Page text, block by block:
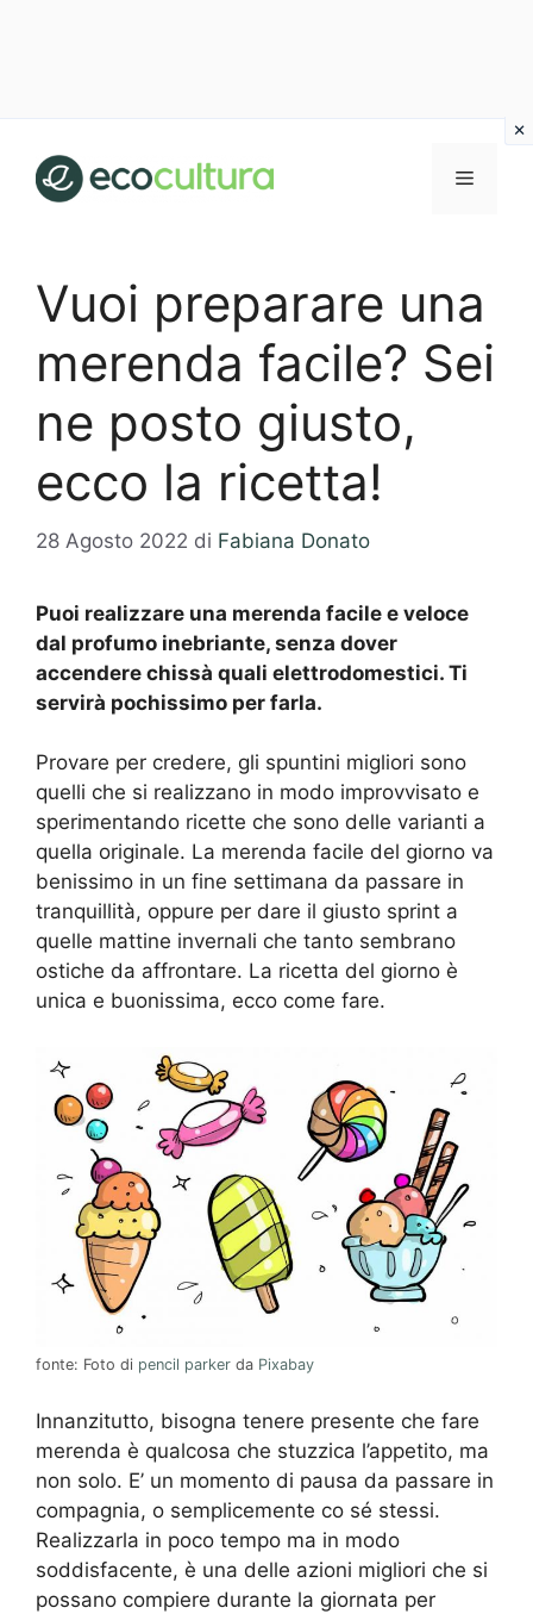
contenuto
MENU
Vuoi preparare una
merenda facile? Sei
ne posto giusto,
ecco la ricetta!
28 Agosto 2022 di Fabiana Donato
Puoi realizzare una merenda facile e veloce
dal profumo inebriante, senza dover
accendere chissà quali elettrodomestici. Ti
servirà pochissimo per farla.
Provare per credere, gli spuntini migliori sono
quelli che si realizzano in modo improvvisato e
sperimentando ricette che sono delle varianti a
quella originale. La merenda facile del giorno va
benissimo in un fine settimana da passare in
tranquillità, oppure per dare il giusto sprint a
quelle mattine invernali che tanto sembrano
ostiche da affrontare. La ricetta del giorno è
unica e buonissima, ecco come fare.
fonte: Foto di pencil parker da Pixabay
Innanzitutto, bisogna tenere presente che fare
merenda è qualcosa che stuzzica l’appetito, ma
non solo. E’ un momento di pausa da passare in
compagnia, o semplicemente co sé stessi.
Realizzarla in poco tempo ma in modo
soddisfacente, è una delle azioni migliori che si
possano compiere durante la giornata per